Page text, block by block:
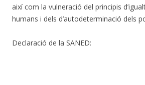
així com la vulneració del principis
humans i dels d’autodeterminació dels
Declaració de la SANED: